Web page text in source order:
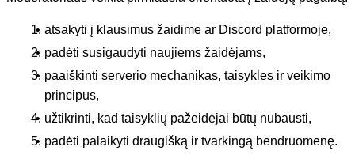
atsakyti į klausimus žaidime ar Discord platformoje,
padėti susigaudyti naujiems žaidėjams,
paaiškinti serverio mechanikas, taisykles ir veikimo
principus,
užtikrinti, kad taisyklių pažeidėjai būtų nubausti,
padėti palaikyti draugišką ir tvarkingą bendruomenę.